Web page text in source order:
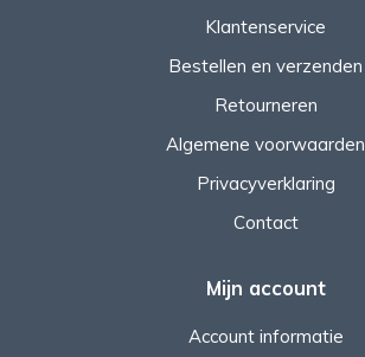
Klantenservice
Bestellen en verzenden
Retourneren
Algemene voorwaarden
Privacyverklaring
Contact
Mijn account
Account informatie